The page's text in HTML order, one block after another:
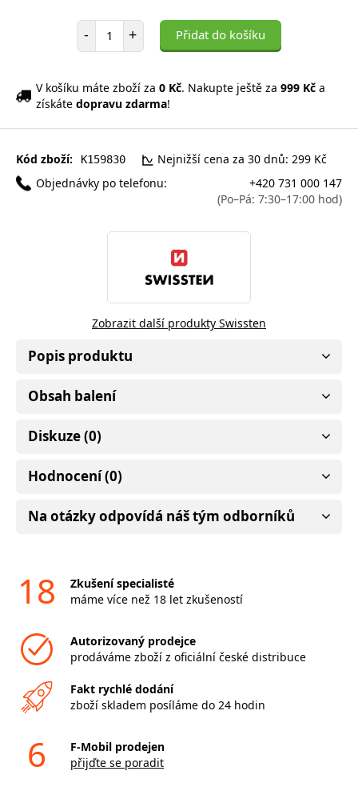
- Počet položek
+ Přidat do košíku
V košíku máte zboží za 0 Kč. Nakupte ještě za 999 Kč a
získáte dopravu zdarma!
Kód zboží: K159830
Nejnižší cena za 30 dnů: 299 Kč
Objednávky po telefonu:
+420 731 000 147
(Po–Pá: 7:30–17:00 hod)
Zobrazit další produkty Swissten
Popis produktu
Obsah balení
Diskuze (0)
Hodnocení (0)
Na otázky odpovídá náš tým odborníků
18
Zkušení specialisté
máme více než 18 let zkušeností
Autorizovaný prodejce
prodáváme zboží z oficiální české distribuce
Fakt rychlé dodání
zboží skladem posíláme do 24 hodin
6
F-Mobil prodejen
přijďte se poradit